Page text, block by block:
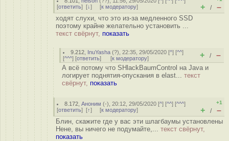
[ответить] [↓] [к модератору] + / –
ходят слухи, что это из-за медленного SSD
поэтому крайне желательно установить ...
текст свёрнут, показать
9.212 InuYasha (?), 22:35, 29/05/2020 [^] [^^]
[^^^] [ответить] [к модератору] + / –
А всё потому что SHlackBaumControl на Java и
логирует поднятия-опускания в elast... текст
свёрнут, показать
8.172 ,Аноним (-), 20:12, 29/05/2020 [^] [^^] [^^^]
[ответить] [↑] [к модератору]
+1
+ / –
Блин, скажите где у вас эти шлагбаумы установлены
Нене, вы ничего не подумайте,... текст свёрнут,
показать